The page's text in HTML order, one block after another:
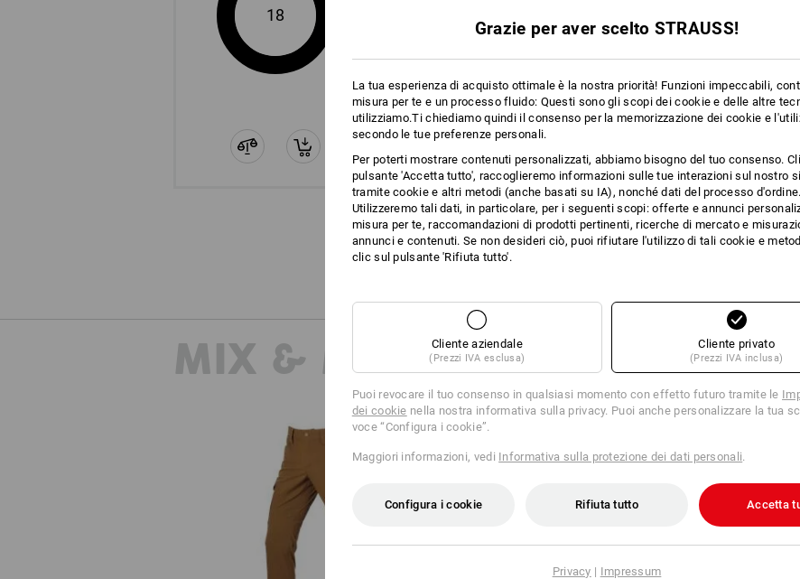
18
+1 altra caratteristica +12 altre caratteristiche
Confronta tutti i dettagli
MIX & MATCH
Pantaloni e.s.t:aktik light ripstop
Camicia da lavoro e.s.t:aktik, a manica
Grazie per aver scelto STRAUSS!
La tua esperienza di acquisto ottimale è la nostra priorità! Funzioni impeccabili,
misura per te e un processo fluido: Questi sono gli scopi dei cookie e delle altre
utilizziamo.Ti chiediamo quindi il consenso per la memorizzazione dei cookie e
secondo le tue preferenze personali.
Per poterti mostrare contenuti personalizzati, abbiamo bisogno del tuo consenso.
pulsante 'Accetta tutto', raccoglieremo informazioni sulle tue interazioni sul nostro
tramite cookie e altri metodi (anche basati su IA), nonché dati del processo d'ordine.
Utilizzeremo tali dati, in particolare, per i seguenti scopi: offerte e annunci
misura per te, raccomandazioni di prodotti pertinenti, ricerche di mercato e
annunci e contenuti. Se non desideri ciò, puoi rifiutare l'utilizzo di tali cookie e
clic sul pulsante 'Rifiuta tutto'.
Cliente aziendale
(Prezzi IVA esclusa)
Cliente privato
(Prezzi IVA inclusa)
Puoi revocare il tuo consenso in qualsiasi momento con effetto futuro tramite le
dei cookie nella nostra informativa sulla privacy. Puoi anche personalizzare la tua
voce “Configura i cookie”.
Maggiori informazioni, vedi Informativa sulla protezione dei dati personali.
Configura i cookie Rifiuta tutto Accetta
Privacy | Impressum